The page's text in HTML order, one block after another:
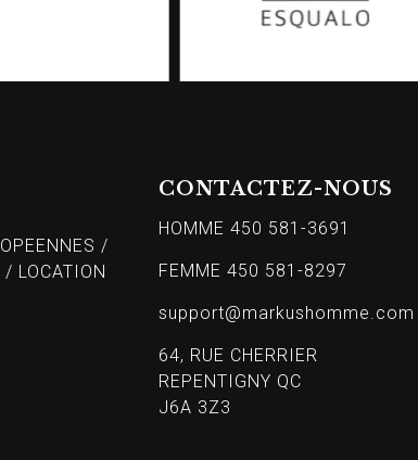
/
/ LOCATION
CONTACTEZ-NOUS
HOMME 450 581-3691
FEMME 450 581-8297
support@markushomme.com
64, RUE CHERRIER
REPENTIGNY QC
J6A 3Z3